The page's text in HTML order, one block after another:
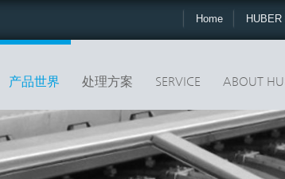
Home HUBER
产品世界 处理方案 SERVICE ABOUT